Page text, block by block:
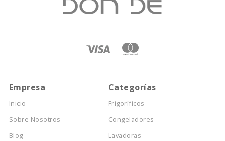
Empresa
Inicio
Sobre Nosotros
Blog
Categorías
Frigoríficos
Congeladores
Lavadoras